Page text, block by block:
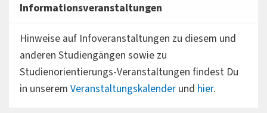
Informationsveranstaltungen
Hinweise auf Infoveranstaltungen zu diesem und
anderen Studiengängen sowie zu
Studienorientierungs-Veranstaltungen findest Du
in unserem Veranstaltungskalenderund hier.